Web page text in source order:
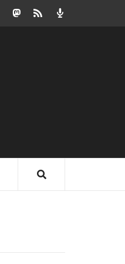
Mastodon.eus
RSS Podcast